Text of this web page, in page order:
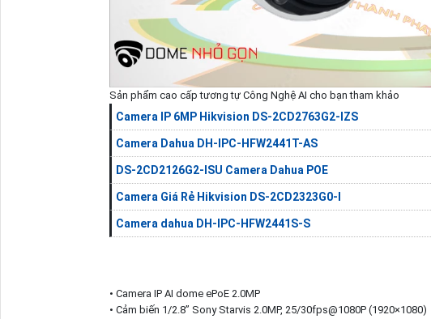
Sản phẩm cao cấp tương tự Công Nghệ AI cho bạn tham khảo
Camera IP 6MP Hikvision DS-2CD2763G2-IZS
Camera Dahua DH-IPC-HFW2441T-AS
DS-2CD2126G2-ISU Camera Dahua POE
Camera Giá Rẻ Hikvision DS-2CD2323G0-I
Camera dahua DH-IPC-HFW2441S-S
• Camera IP AI dome ePoE 2.0MP
• Cảm biến 1/2.8” Sony Starvis 2.0MP, 25/30fps@1080P (1920×1080)